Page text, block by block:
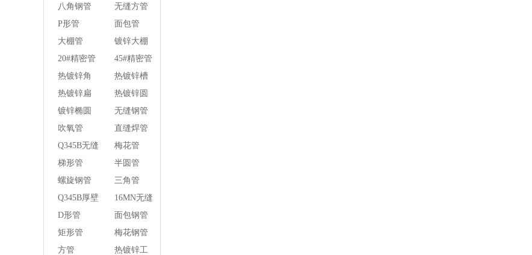
八角钢管
无缝方管
P形管
面包管
大棚管
镀锌大棚
管
20#精密管
45#精密管
热镀锌角
钢
热镀锌槽
钢
热镀锌扁
钢
热镀锌圆
钢
镀锌椭圆
管
无缝钢管
吹氧管
直缝焊管
Q345B无缝
钢管
梅花管
梯形管
半圆管
螺旋钢管
三角管
Q345B厚壁
方管
16MN无缝
钢管
D形管
面包钢管
矩形管
梅花钢管
方管
热镀锌工